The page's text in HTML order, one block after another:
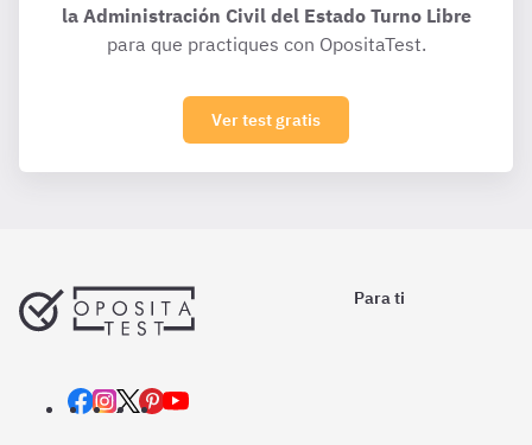
la Administración Civil del Estado Turno Libre
para que practiques con OpositaTest.
Ver test gratis
Para ti